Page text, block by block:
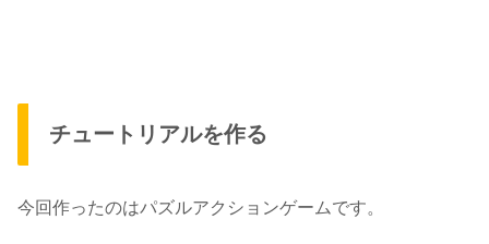
チュートリアルを作る
今回作ったのはパズルアクションゲームです。